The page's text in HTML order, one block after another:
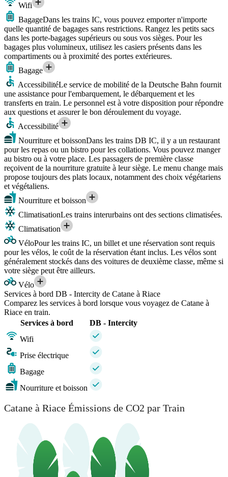
Wifi
BagageDans les trains IC, vous pouvez emporter n'importe
quelle quantité de bagages sans restrictions. Rangez les petits sacs
dans les porte-bagages supérieurs ou sous vos sièges. Pour les
bagages plus volumineux, utilisez les casiers présents dans les
compartiments ou à proximité des portes extérieures.
Bagage
AccessibilitéLe service de mobilité de la Deutsche Bahn fournit
une assistance pour l'embarquement, le débarquement et les
transferts en train. Le personnel est à votre disposition pour répondre
aux questions et assurer le bon déroulement du voyage.
Accessibilité
Nourriture et boissonDans les trains DB IC, il y a un restaurant
pour les repas ou un bistro pour les collations. Vous pouvez manger
au bistro ou à votre place. Les passagers de première classe
reçoivent de la nourriture gratuite à leur siège. Le menu change mais
propose toujours des plats locaux, notamment des choix végétariens
et végétaliens.
Nourriture et boisson
ClimatisationLes trains interurbains ont des sections climatisées.
Climatisation
VéloPour les trains IC, un billet et une réservation sont requis
pour les vélos, le coût de la réservation étant inclus. Les vélos sont
généralement stockés dans des voitures de deuxième classe, même si
votre siège peut être ailleurs.
Vélo
Services à bord DB - Intercity de Catane à Riace
Comparez les services à bord lorsque vous voyagez de Catane à
Riace en train.
Services à bord
DB - Intercity
Wifi
Prise électrique
Bagage
Nourriture et boisson
Catane à Riace Émissions de CO2 par Train